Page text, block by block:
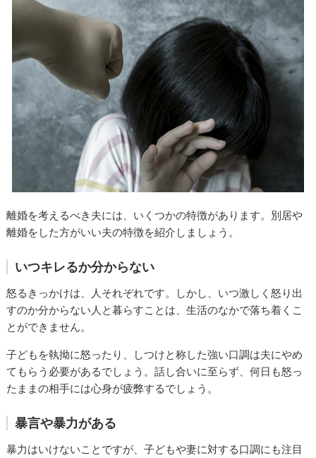
離婚を考えるべき夫には、いくつかの特徴があります。別居や
離婚をした方がいい夫の特徴を紹介しましょう。
いつキレるか分からない
怒るきっかけは、人それぞれです。しかし、いつ激しく怒り出
すのか分からない人と暮らすことは、生活のなかで落ち着くこ
とができません。
子どもを執拗に怒ったり、しつけと称した強い口調は夫にやめ
てもらう必要があるでしょう。話し合いに至らず、何日も怒っ
たままの相手には心身が疲弊するでしょう。
暴言や暴力がある
暴力はいけないことですが、子どもや妻に対する口調にも注目